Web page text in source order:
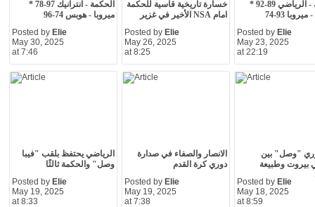
الحكمة - انترانيك 97-78 *
ميروبا - هوبس 74-96
Posted by Elie
May 30, 2025
at 7:46
خسارة تاريخية قاسية للحكمة
امام NSA الأخير في غزير
Posted by Elie
May 26, 2025
at 8:25
انترانيك - الرياضي 89-92 *
93-74
Posted by Elie
May 23, 2025
at 22:19
الرياضي يحتفظ بلقب "فيبا
وصل" والحكمة ثالثًا
Posted by Elie
May 19, 2025
at 8:33
الانصار والصفاء في صدارة
دوري كرة القدم
Posted by Elie
May 19, 2025
at 7:38
"وصل" بين
بيروت وطبيعة
Posted by Elie
May 18, 2025
at 8:59